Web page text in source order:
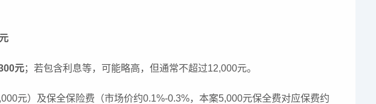
元；若包含利息等，可能略高，但通常不超过12,000元。
元）及保全保险费（市场价约0.1%-0.3%，本案5,000元保全费对应保费约